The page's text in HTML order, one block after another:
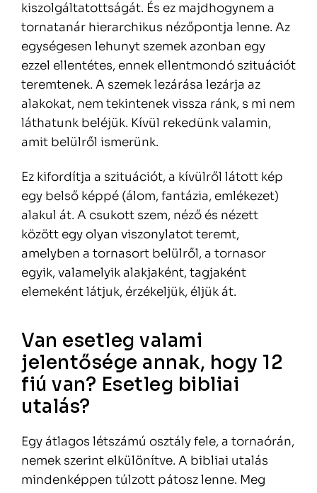
kiszolgáltatottságát. És ez majdhogynem a
tornatanár hierarchikus nézőpontja lenne. Az
egységesen lehunyt szemek azonban egy
ezzel ellentétes, ennek ellentmondó szituációt
teremtenek. A szemek lezárása lezárja az
alakokat, nem tekintenek vissza ránk, s mi nem
láthatunk beléjük. Kívül rekedünk valamin,
amit belülről ismerünk.
Ez kifordítja a szituációt, a kívülről látott kép
egy belső képpé (álom, fantázia, emlékezet)
alakul át. A csukott szem, néző és nézett
között egy olyan viszonylatot teremt,
amelyben a tornasort belülről, a tornasor
egyik, valamelyik alakjaként, tagjaként
elemeként látjuk, érzékeljük, éljük át.
Van esetleg valami
jelentősége annak, hogy 12
fiú van? Esetleg bibliai
utalás?
Egy átlagos létszámú osztály fele, a tornaórán,
nemek szerint elkülönítve. A bibliai utalás
mindenképpen túlzott pátosz lenne. Meg